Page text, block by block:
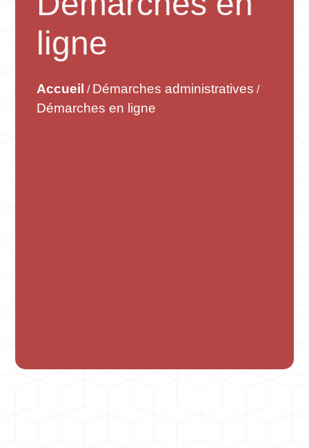
ligne
Accueil / Démarches administratives /
Démarches en ligne